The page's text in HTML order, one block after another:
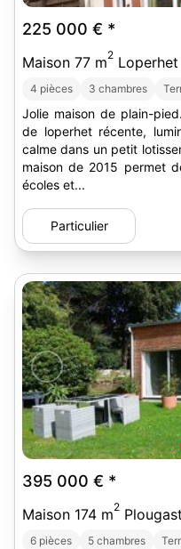
225 000 € *
Maison 77 m2
4 pièces 3 chambres
Jolie maison de plain-
de loperhet récente, lumineuse et sans travaux située au
calme dans un petit
maison de 2015 permet
écoles et...
Particulier
395 000 € *
Maison 174 m2
6 pièces 5 chambres